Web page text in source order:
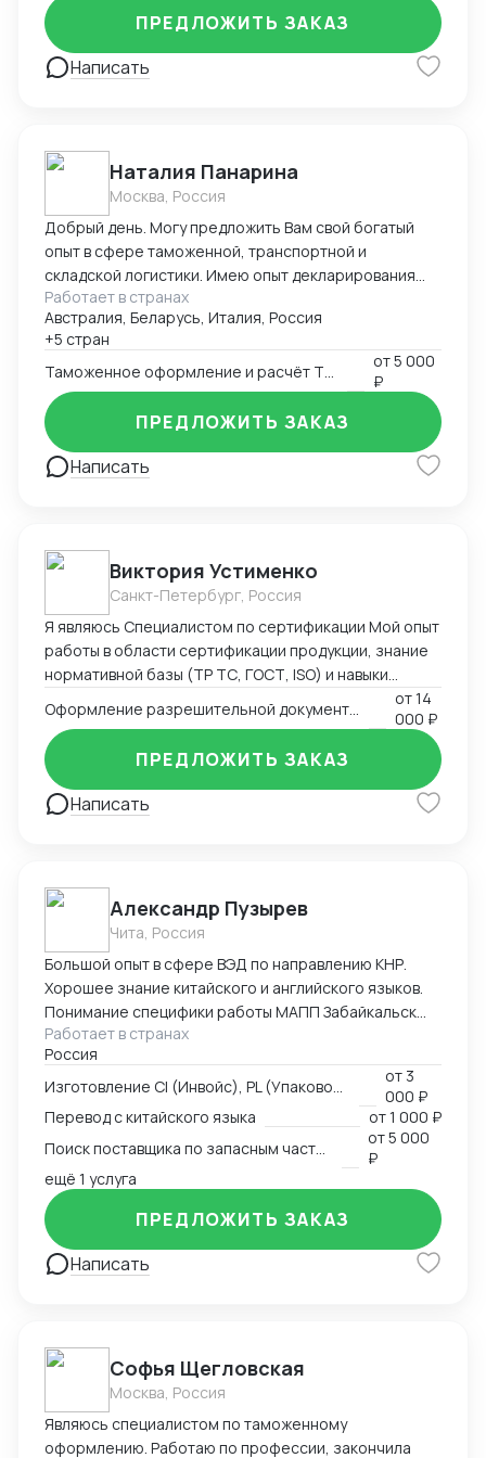
Написать
ПРЕДЛОЖИТЬ ЗАКАЗ
Наталия Панарина
Москва, Россия
Добрый день. Могу предложить Вам свой богатый
опыт в сфере таможенной, транспортной и
складской логистики. Имею опыт декларирования
парфюмерно-косметической продукции с 2016-ого
года. Работаю в программе Альта-ГТД, Заполнитель.
На протяжении всей своей деятельности связана с
получением разрешительной документации,
документооборотом в области таможенной и
транспортной логистики, сотрудничеством с
иностранными поставщиками и закупкой товара.
Занимаюсь оптимизацией складских запасов и
косметической продукции. С уважением, Наталия
Панарина +7 (929) 651-08-51
Работает в странах
Австралия, Беларусь, Италия, Россия
+5 стран
от5 000
₽
Написать
ПРЕДЛОЖИТЬ ЗАКАЗ
Виктория Устименко
Санкт-Петербург, Россия
Я являюсь Специалистом по сертификации Мой опыт
работы в области сертификации продукции, знание
нормативной базы (ТР ТС, ГОСТ, ISO) и навыки
позволяют мне эффективно решать задачи по
подтверждению соответствия продукции
установленным требованиям. Оформляю
техническую документацию и консультирую по
вопросам
от14
000 ₽
Написать
ПРЕДЛОЖИТЬ ЗАКАЗ
Александр Пузырев
Чита, Россия
Большой опыт в сфере ВЭД по направлению КНР.
Хорошее знание китайского и английского языков.
Понимание специфики работы МАПП Забайкальск
(Маньчжурия).
Работает в странах
Россия
от 3
000 ₽
Перевод с китайского языка
от1 000 ₽
от5 000
₽
ещё 1 услуга
Написать
ПРЕДЛОЖИТЬ ЗАКАЗ
Софья Щегловская
Москва, Россия
Являюсь специалистом по таможенному
оформлению. Работаю по профессии, закончила